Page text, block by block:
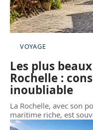
VOYAGE
Les plus
Rochelle :
inoubliable
La Rochelle, avec son
maritime riche, est